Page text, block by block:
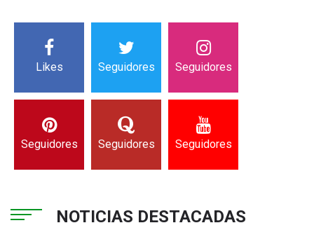
Likes Seguidores Seguidores
Seguidores Seguidores Seguidores
NOTICIAS DESTACADAS